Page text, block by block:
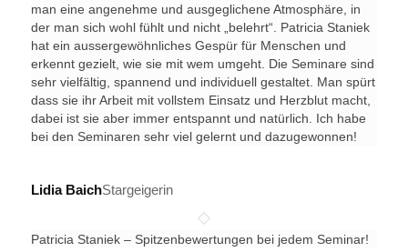
man eine angenehme und ausgeglichene Atmosphäre, in
der man sich wohl fühlt und nicht „belehrt“. Patricia Staniek
hat ein aussergewöhnliches Gespür für Menschen und
erkennt gezielt, wie sie mit wem umgeht. Die Seminare sind
sehr vielfältig, spannend und individuell gestaltet. Man spürt
dass sie ihr Arbeit mit vollstem Einsatz und Herzblut macht,
dabei ist sie aber immer entspannt und natürlich. Ich habe
bei den Seminaren sehr viel gelernt und dazugewonnen!
Lidia BaichStargeigerin
Patricia Staniek – Spitzenbewertungen bei jedem Seminar!